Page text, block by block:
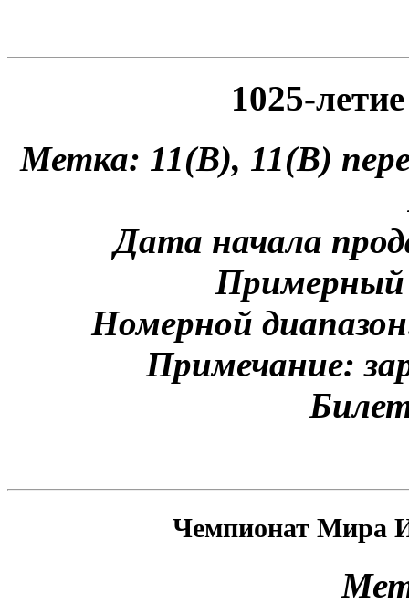
1025-
Метка: 11(B), 11(B)
Дата начала
Номерной
Примечание:
Чемпионат Мира